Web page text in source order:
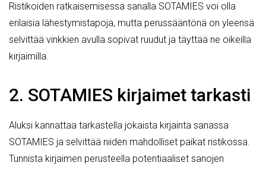
Ristikoiden ratkaisemisessa sanalla SOTAMIES voi olla
erilaisia lähestymistapoja, mutta perussääntönä on yleensä
selvittää vinkkien avulla sopivat ruudut ja täyttää ne oikeilla
kirjaimilla.
2. SOTAMIES kirjaimet tarkasti
Aluksi kannattaa tarkastella jokaista kirjainta sanassa
SOTAMIES ja selvittää niiden mahdolliset paikat ristikossa.
Tunnista kirjaimen perusteella potentiaaliset sanojen